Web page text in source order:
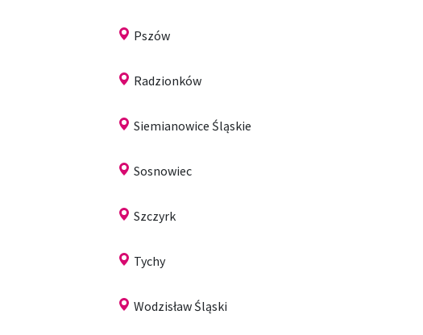
Pszów
Radzionków
Siemianowice Śląskie
Sosnowiec
Szczyrk
Tychy
Wodzisław Śląski